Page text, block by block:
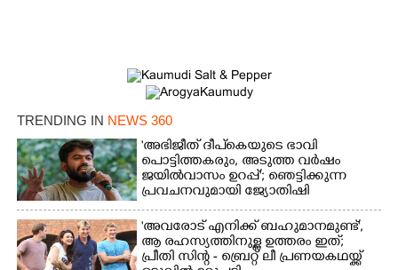
TRENDING IN NEWS 360
'അഭിജീത് ദീപ്‌കെയുടെ ഭാവി
പൊട്ടിത്തകരും, അടുത്ത വർഷം
ജയിൽവാസം ഉറപ്പ്'; ഞെട്ടിക്കുന്ന
പ്രവചനവുമായി ജ്യോതിഷി
'അവരോട് എനിക്ക് ബഹുമാനമുണ്ട്',​
ആ രഹസ്യത്തിനുള്ള ഉത്തരം ഇത്;
പ്രീതി സിന്റ - ബ്രെറ്റ് ലീ പ്രണയകഥയ്ക്ക്
Share this link